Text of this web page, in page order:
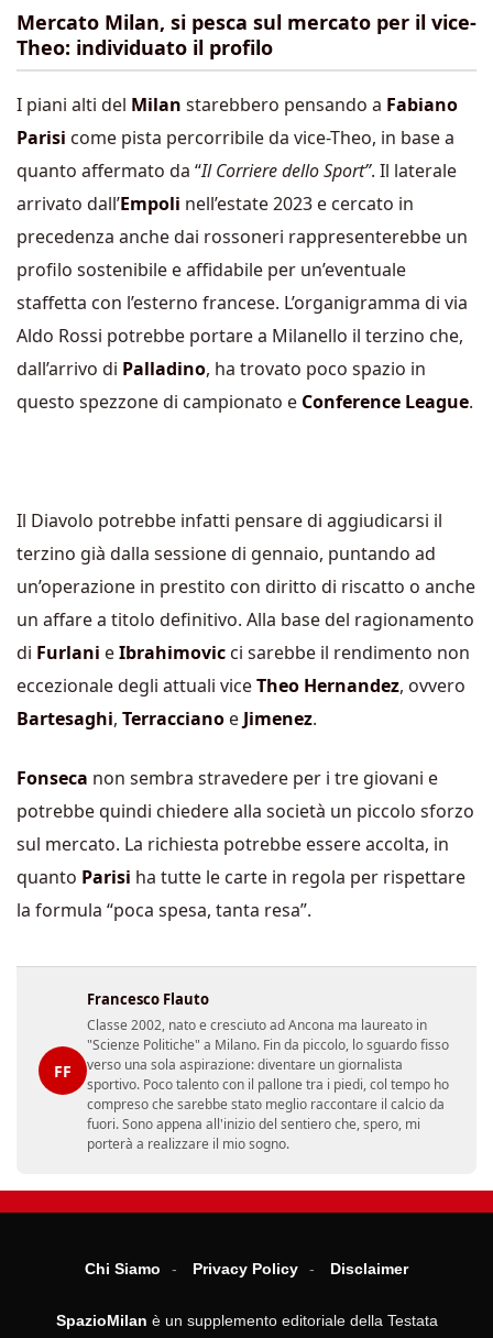
Mercato Milan, si pesca sul mercato per il vice-
Theo: individuato il profilo
I piani alti del Milan starebbero pensando a Fabiano
Parisi come pista percorribile da vice-Theo, in base a
quanto affermato da “Il Corriere dello Sport”. Il laterale
arrivato dall’Empoli nell’estate 2023 e cercato in
precedenza anche dai rossoneri rappresenterebbe un
profilo sostenibile e affidabile per un’eventuale
staffetta con l’esterno francese. L’organigramma di via
Aldo Rossi potrebbe portare a Milanello il terzino che,
dall’arrivo di Palladino, ha trovato poco spazio in
questo spezzone di campionato e Conference League.
Il Diavolo potrebbe infatti pensare di aggiudicarsi il
terzino già dalla sessione di gennaio, puntando ad
un’operazione in prestito con diritto di riscatto o anche
un affare a titolo definitivo. Alla base del ragionamento
di Furlani eIbrahimovic ci sarebbe il rendimento non
eccezionale degli attuali viceTheo Hernandez, ovvero
Bartesaghi, Terracciano e Jimenez.
Fonseca non sembra stravedere per i tre giovani e
potrebbe quindi chiedere alla società un piccolo sforzo
sul mercato. La richiesta potrebbe essere accolta, in
quanto Parisi ha tutte le carte in regola per rispettare
la formula “poca spesa, tanta resa”.
FF
Francesco Flauto
Classe 2002, nato e cresciuto ad Ancona ma laureato in
"Scienze Politiche" a Milano. Fin da piccolo, lo sguardo fisso
verso una sola aspirazione: diventare un giornalista
sportivo. Poco talento con il pallone tra i piedi, col tempo ho
compreso che sarebbe stato meglio raccontare il calcio da
fuori. Sono appena all'inizio del sentiero che, spero, mi
porterà a realizzare il mio sogno.
Chi Siamo Privacy Policy Disclaimer
SpazioMilan è un supplemento editoriale della Testata